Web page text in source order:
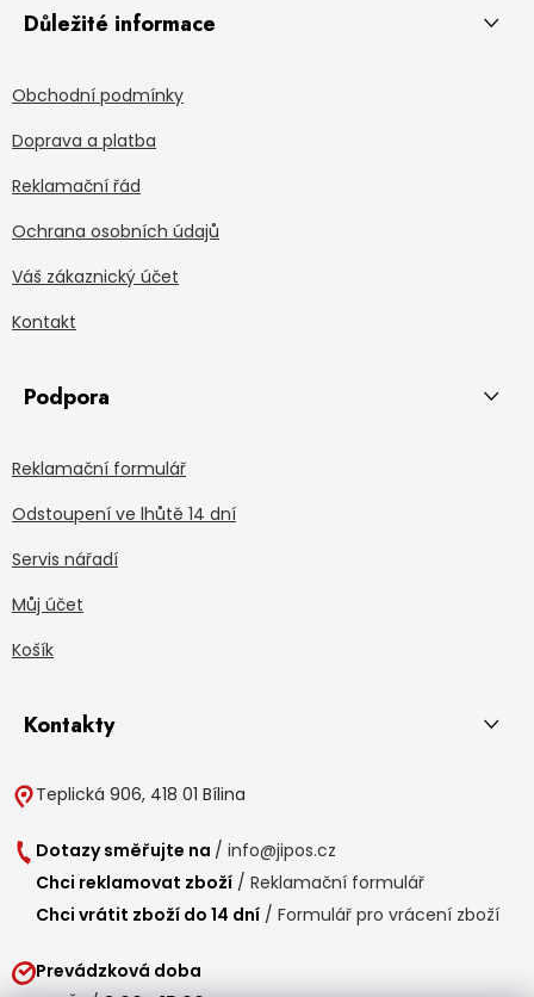
Důležité informace
Obchodní podmínky
Doprava a platba
Reklamační řád
Ochrana osobních údajů
Váš zákaznický účet
Kontakt
Podpora
Reklamační formulář
Odstoupení ve lhůtě 14 dní
Servis nářadí
Můj účet
Košík
Kontakty
Teplická 906, 418 01 Bílina
Dotazy směřujte na / info@jipos.cz
Chci reklamovat zboží / Reklamační formulář
Chci vrátit zboží do 14 dní / Formulář pro vrácení zboží
Prevádzková doba